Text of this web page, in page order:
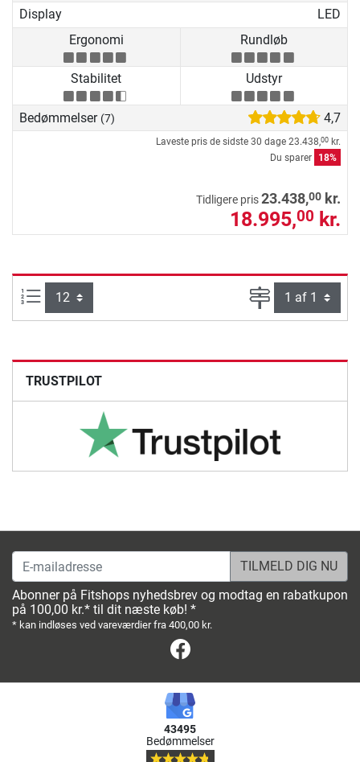
Display
LED
Ergonomi
Rundløb
Stabilitet Udstyr
Bedømmelser (7) 4,7
Laveste pris de sidste 30 dage 23.438,00 kr.
Du sparer
18%
Tidligere pris23.438,00 kr.
18.995,00 kr.
Artikel pr. side: Side
TRUSTPILOT
E-mailadresse
Abonner på Fitshops nyhedsbrev og modtag en rabatkupon
på 100,00 kr.* til dit næste køb! *
* kan indløses ved vareværdier fra 400,00 kr.
43495
Bedømmelser